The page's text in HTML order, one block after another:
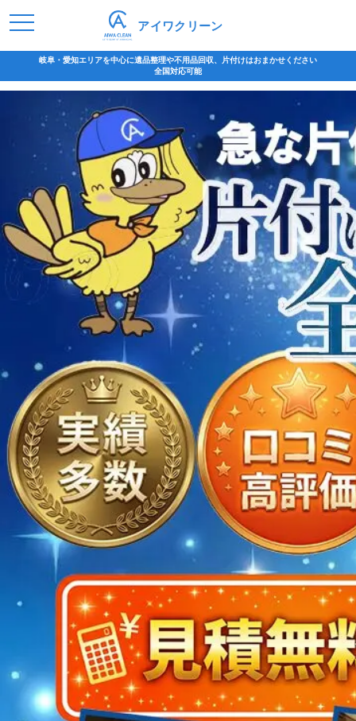
アイワクリーン